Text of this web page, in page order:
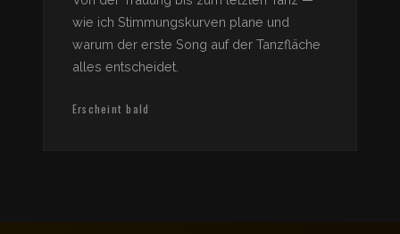
wie ich Stimmungskurven plane und
warum der erste Song auf der Tanzfläche
alles entscheidet.
Erscheint bald